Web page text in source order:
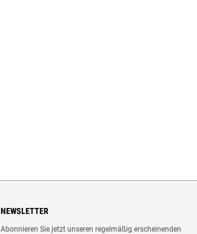
NEWSLETTER
Abonnieren Sie jetzt unseren regelmäßig erscheinenden